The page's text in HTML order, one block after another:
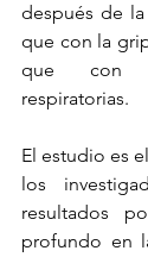
después de
que con la
que con
respiratorias.
El estudio es
los
resultados
profundo en